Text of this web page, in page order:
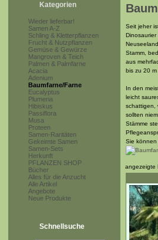
Kategorien
Wieder lieferbar!
Samen A-Z
Schling & Kletterpflanzen
Frucht & Nutzpflanzen
Gemüse & Gewürze
Mangroven & Teich
Palmen & Palmfarne
Acacia
Adenium
Baumfarne/Farne
Eucalyptus
Plumeria
Hibiskus
Passiflora
Musa
Proteen
Samen-Raritäten
Gekeimte Samen
Samen-Sets
Herkunft
PFLANZEN SHOP
Bücher
Alles für die Anzucht
Alle Artikel
Angebote
Neue Produkte
Schnellsuche
Seit jeher
Stamm,
aus
bis zu 20 m
In den
leicht
schattigen,
sollten
Stämme
Sie können
angezeigte